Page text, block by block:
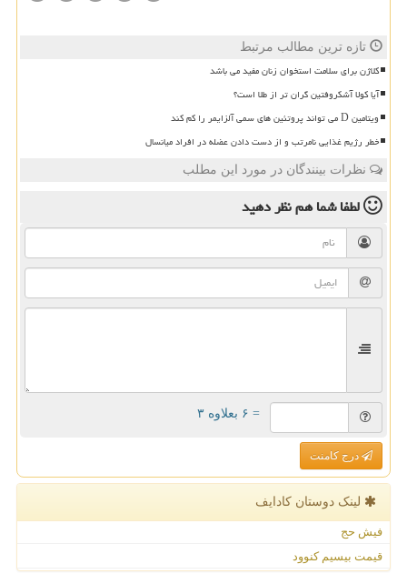
تازه ترین مطالب مرتبط
کلاژن برای سلامت استخوان زنان مفید می باشد
آیا کولا آشکروفتین گران تر از طلا است؟
ویتامین D می تواند پروتئین های سمی آلزایمر را کم کند
خطر رژیم غذایی نامرتب و از دست دادن عضله در افراد میانسال
نظرات بینندگان در مورد این مطلب
لطفا شما همنظر دهید
= ۶ بعلاوه ۳
درج کامنت
لینک دوستان كادایف
فیش حج
قیمت بیسیم کنوود